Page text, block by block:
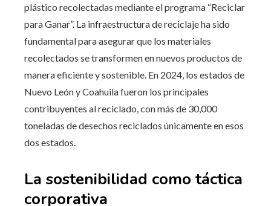
plástico recolectadas mediante el programa “Reciclar
para Ganar”. La infraestructura de reciclaje ha sido
fundamental para asegurar que los materiales
recolectados se transformen en nuevos productos de
manera eficiente y sostenible. En 2024, los estados de
Nuevo León y Coahuila fueron los principales
contribuyentes al reciclado, con más de 30,000
toneladas de desechos reciclados únicamente en esos
dos estados.
La sostenibilidad como táctica
corporativa